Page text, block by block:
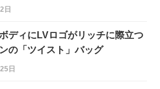
日
ディにLVロゴがリッチに際立つ
の「ツイスト」バッグ
日